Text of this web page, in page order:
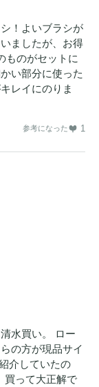
！よいブラシが
ましたが、お得
ものがセットに
い部分に使った
レイにのりま
参考になった 1
水買い。 ロー
の方が現品サイ
介していたの
買って大正解で